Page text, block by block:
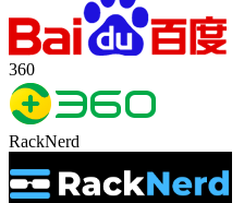
360
RackNerd